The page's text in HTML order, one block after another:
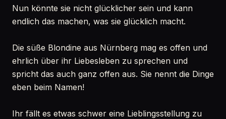
Nun könnte sie nicht glücklicher sein und kann
endlich das machen, was sie glücklich macht.
Die süße Blondine aus Nürnberg mag es offen und
ehrlich über ihr Liebesleben zu sprechen und
spricht das auch ganz offen aus. Sie nennt die Dinge
eben beim Namen!
Ihr fällt es etwas schwer eine Lieblingsstellung zu